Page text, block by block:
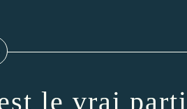
le vrai parti